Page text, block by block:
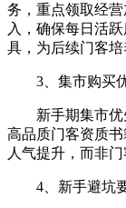
务，重点领取经
入，确保每日活
具，为后续门客培
3、集市购买优
新手期集市优
高品质门客资质书
人气提升，而非
4、新手避坑要